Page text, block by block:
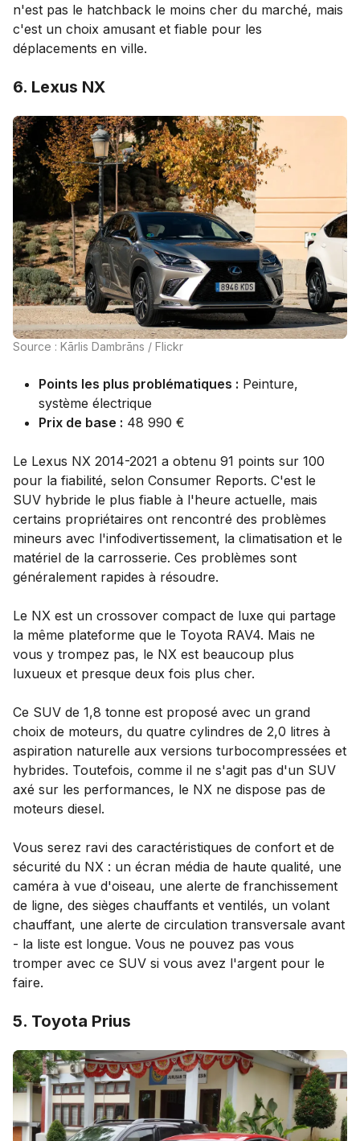
n'est pas le hatchback le moins cher du marché, mais
c'est un choix amusant et fiable pour les
déplacements en ville.
6. Lexus NX
Source : Kārlis Dambrāns / Flickr
Points les plus problématiques : Peinture,
système électrique
Prix de base : 48 990 €
Le Lexus NX 2014-2021 a obtenu 91 points sur 100
pour la fiabilité, selon Consumer Reports. C'est le
SUV hybride le plus fiable à l'heure actuelle, mais
certains propriétaires ont rencontré des problèmes
mineurs avec l'infodivertissement, la climatisation et le
matériel de la carrosserie. Ces problèmes sont
généralement rapides à résoudre.
Le NX est un crossover compact de luxe qui partage
la même plateforme que le Toyota RAV4. Mais ne
vous y trompez pas, le NX est beaucoup plus
luxueux et presque deux fois plus cher.
Ce SUV de 1,8 tonne est proposé avec un grand
choix de moteurs, du quatre cylindres de 2,0 litres à
aspiration naturelle aux versions turbocompressées et
hybrides. Toutefois, comme il ne s'agit pas d'un SUV
axé sur les performances, le NX ne dispose pas de
moteurs diesel.
Vous serez ravi des caractéristiques de confort et de
sécurité du NX : un écran média de haute qualité, une
caméra à vue d'oiseau, une alerte de franchissement
de ligne, des sièges chauffants et ventilés, un volant
chauffant, une alerte de circulation transversale avant
- la liste est longue. Vous ne pouvez pas vous
tromper avec ce SUV si vous avez l'argent pour le
faire.
5. Toyota Prius